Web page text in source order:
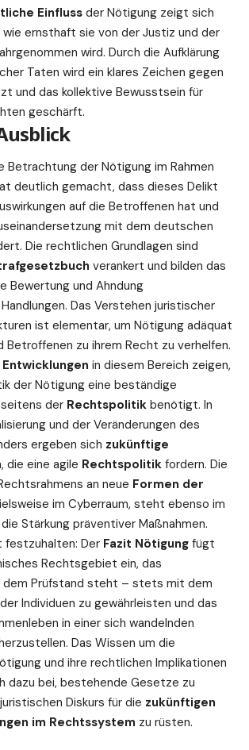
Einfluss der Nötigung zeigt sich
wie ernsthaft sie von der Justiz und der
wird. Durch die Aufklärung
Taten wird ein klares Zeichen gegen
und das kollektive Bewusstsein für
geschärft.
Betrachtung der Nötigung im Rahmen
deutlich gemacht, dass dieses Delikt
auf die Betroffenen hat und
mit dem deutschen
Die rechtlichen Grundlagen sind
verankert und bilden das
Bewertung und Ahndung
Das Verstehen juristischer
ist elementar, um Nötigung adäquat
Betroffenen zu ihrem Recht zu verhelfen.
Entwicklungen in diesem Bereich zeigen,
der Nötigung eine beständige
der Rechtspolitik benötigt. In
und der Veränderungen des
ergeben sich zukünftige
, die eine agile Rechtspolitik fordern. Die
an neue Formen der
im Cyberraum, steht ebenso im
Stärkung präventiver Maßnahmen.
festzuhalten: Der Fazit Nötigung fügt
Rechtsgebiet ein, das
dem Prüfstand steht – stets mit dem
Individuen zu gewährleisten und das
in einer sich wandelnden
Das Wissen um die
und ihre rechtlichen Implikationen
dazu bei, bestehende Gesetze zu
Diskurs für die zukünftigen
im Rechtssystem zu rüsten.